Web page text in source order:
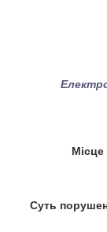
Суть